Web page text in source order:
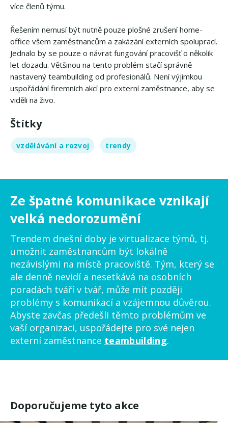
více členů týmu.
Řešením nemusí být nutně pouze plošné zrušení home-
office všem zaměstnancům a zakázání externích spoluprací.
Jednalo by se pouze o návrat fungování pracovišť o několik
let dozadu. Většinou na tento problém stačí správně
nastavený teambuilding od profesionálů. Není výjimkou
uspořádání firemních akcí pro externí zaměstnance, aby se
viděli na živo.
Štítky
vzdělávání a rozvoj trendy
Ze špatné komunikace vznikají
velká nedorozumění
Trendem dnešní doby je virtualizace týmů, tj.
umožnit zaměstnancům být lokálně
nezávislými na místě pracoviště. Tým, který se
ale denně nevidí a nesetkává na osobních
poradách tváří v tvář, může mít později
problémy s komunikací a vzájemnou důvěrou.
Abyste zavčas předešli těmto problémům ve
vaší organizaci, uspořádejte pro své nejen
externí zaměstnance teambuilding.
Doporučujeme tyto akce